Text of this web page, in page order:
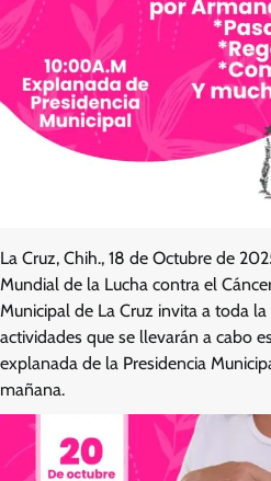
La Cruz, Chih., 18 de Octubre de
Mundial de la Lucha contra el
Municipal de La Cruz invita a toda
actividades que se llevarán a cabo
explanada de la Presidencia
mañana.